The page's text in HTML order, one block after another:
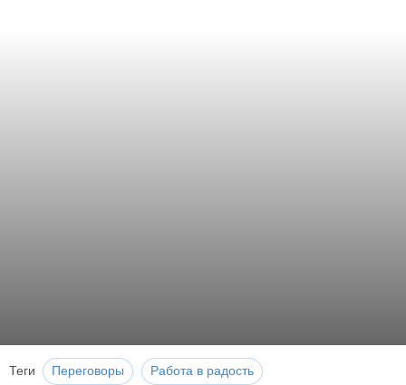
Теги Переговоры Работа в радость